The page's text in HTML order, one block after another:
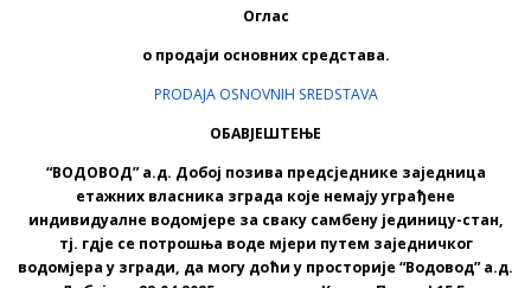
Оглас
о продаји основних средстава.
PRODAJA OSNOVNIH SREDSTAVA
ОБАВЈЕШТЕЊЕ
“ВОДОВОД” а.д. Добој позива предсједнике заједница
етажних власника зграда које немају уграђене
индивидуалне водомјере за сваку самбену јединицу-стан,
тј. гдје се потрошња воде мјери путем заједничког
водомјера у згради, да могу доћи у просторије “Водовод” а.д.